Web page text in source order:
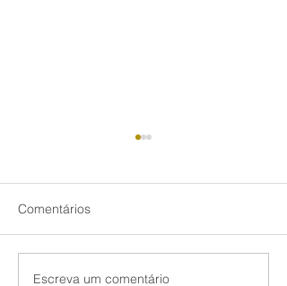
Fui demitido por Justa
Comentários
Escreva um comentário